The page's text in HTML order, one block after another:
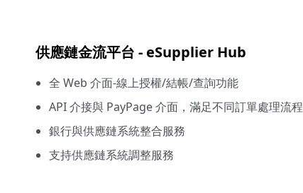
供應鏈金流平台 - eSupplier Hub
全 Web 介面-線上授權/結帳/查詢功能
API 介接與 PayPage 介面，滿足不同訂單處理流程
銀行與供應鏈系統整合服務
支持供應鏈系統調整服務